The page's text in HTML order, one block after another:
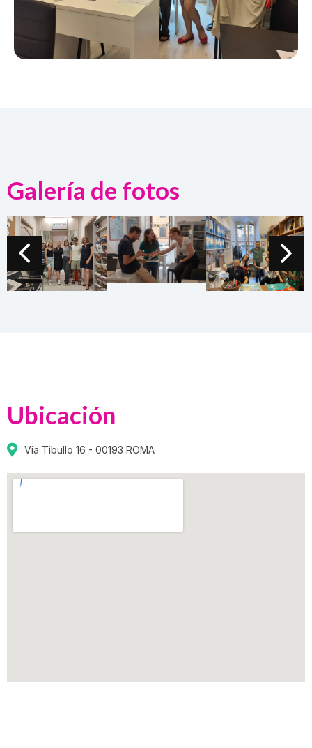
Galería de fotos
Ubicación
Via Tibullo 16 - 00193 ROMA